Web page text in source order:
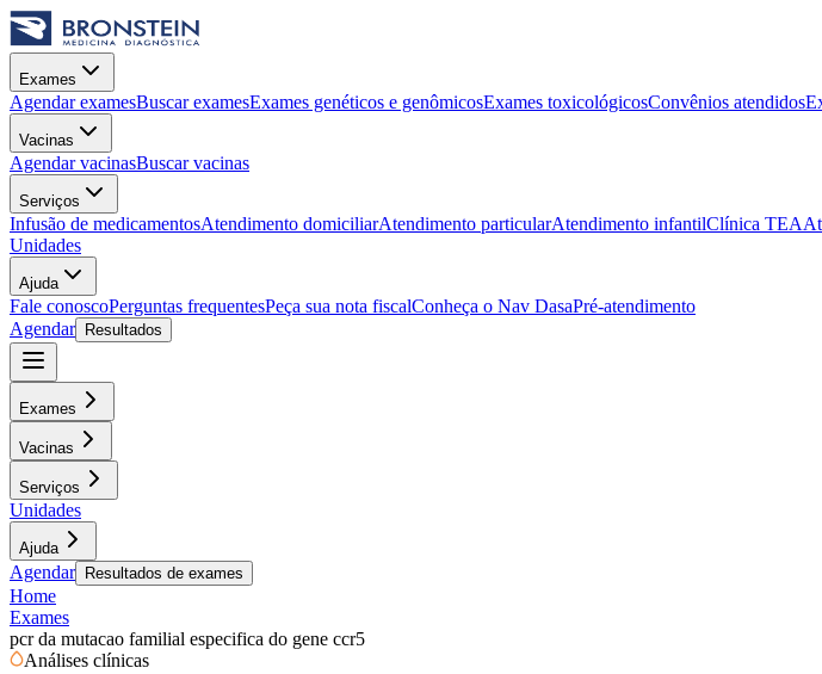
Exames
Agendar examesBuscar examesExames genéticos e genômicosExames toxicológicosConvênios atendidos
Vacinas
Agendar vacinasBuscar vacinas
Serviços
Infusão de medicamentosAtendimento domiciliarAtendimento particularAtendimento infantilClínica TEA
Unidades
Ajuda
Fale conoscoPerguntas frequentesPeça sua nota fiscalConheça o Nav DasaPré-atendimento
Agendar
Resultados
Exames
Vacinas
Serviços
Unidades
Ajuda
Agendar Resultados de exames
Home
Exames
pcr da mutacao familial especifica do gene ccr5
Análises clínicas